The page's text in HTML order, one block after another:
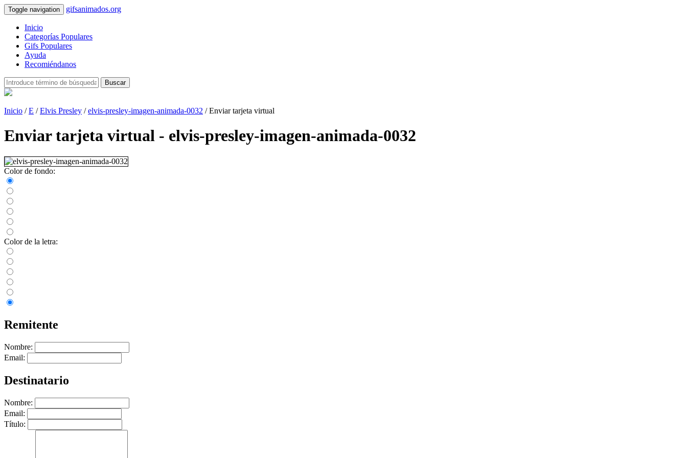
Toggle navigation gifsanimados.org
Inicio
Categorías Populares
Gifs Populares
Ayuda
Recomiéndanos
Buscar
Inicio /E /Elvis Presley /elvis-presley-imagen-animada-0032 / Enviar tarjeta virtual
Enviar tarjeta virtual - elvis-presley-imagen-animada-0032
Color de fondo:
Color de la letra:
Remitente
Nombre:
Email:
Destinatario
Nombre:
Email:
Título: